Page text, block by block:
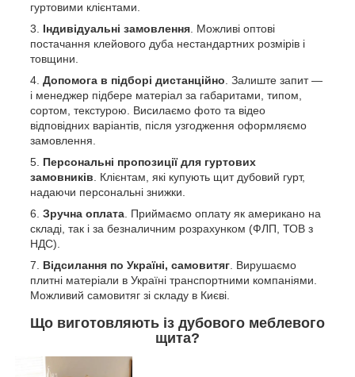
гуртовими клієнтами.
Індивідуальні замовлення. Можливі оптові
постачання клейового дуба нестандартних розмірів і
товщини.
Допомога в підборі дистанційно. Залиште запит —
і менеджер підбере матеріал за габаритами, типом,
сортом, текстурою. Висилаємо фото та відео
відповідних варіантів, після узгодження оформляємо
замовлення.
Персональні пропозиції для гуртових
замовників. Клієнтам, які купують щит дубовий гурт,
надаючи персональні знижки.
Зручна оплата. Приймаємо оплату як американо на
складі, так і за безналичним розрахунком (ФЛП, ТОВ з
НДС).
Відсилання по Україні, самовитяг. Вирушаємо
плитні матеріали в Україні транспортними компаніями.
Можливий самовитяг зі складу в Києві.
Що виготовляють із дубового меблевого
щита?